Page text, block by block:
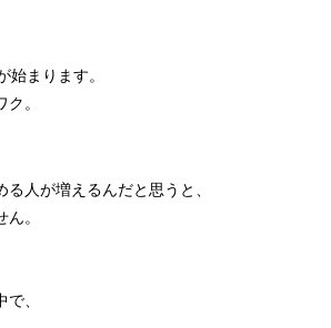
始まります。
。
人が増えるんだと思うと、
。
、